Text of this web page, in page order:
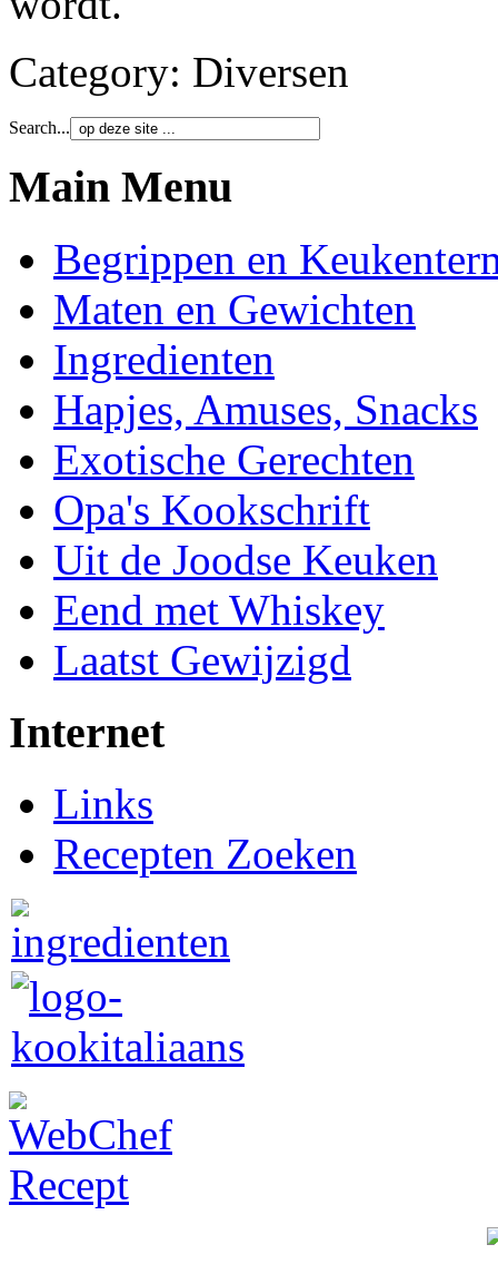
Category: Diversen
Search...
Main Menu
Begrippen en
Maten en Gewichten
Ingredienten
Hapjes, Amuses, Snacks
Exotische Gerechten
Opa's Kookschrift
Uit de Joodse Keuken
Eend met Whiskey
Laatst Gewijzigd
Internet
Links
Recepten Zoeken